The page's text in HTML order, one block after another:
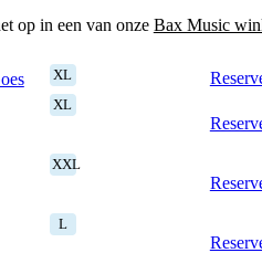
op in een van onze Bax Music
XL
XL
XXL
L